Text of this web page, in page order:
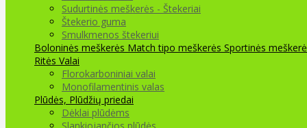
Sudurtinės meškerės - Štekeriai
Štekerio guma
Smulkmenos štekeriui
Boloninės meškerės Match tipo meškerės Sportinės
Ritės Valai
Florokarboniniai valai
Monofilamentinis valas
Plūdės, Plūdžių priedai
Dėklai plūdėms
Slankiojančios plūdės